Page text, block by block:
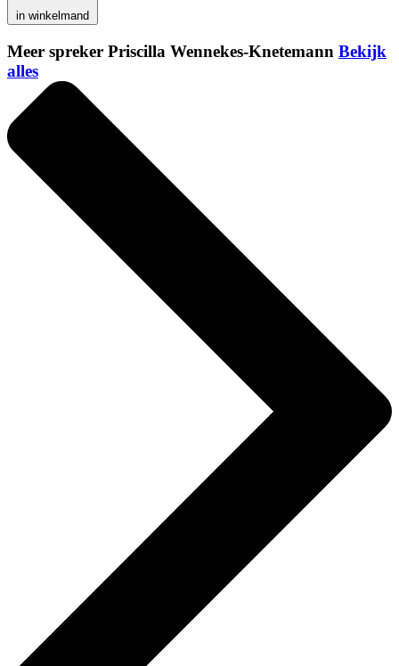
in winkelmand
Meer spreker Priscilla Wennekes-Knetemann Bekijk
alles